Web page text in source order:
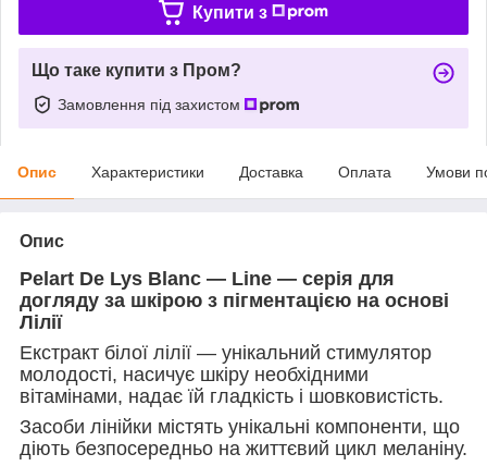
Купити з
Що таке купити з Пром?
Замовлення під захистом
Опис Характеристики Доставка Оплата Умови
Опис
Pelart De Lys Blanc — Line — серія для
догляду за шкірою з пігментацією на основі
Лілії
Екстракт білої лілії — унікальний стимулятор
молодості, насичує шкіру необхідними
вітамінами, надає їй гладкість і шовковистість.
Засоби лінійки містять унікальні компоненти, що
діють безпосередньо на життєвий цикл меланіну.